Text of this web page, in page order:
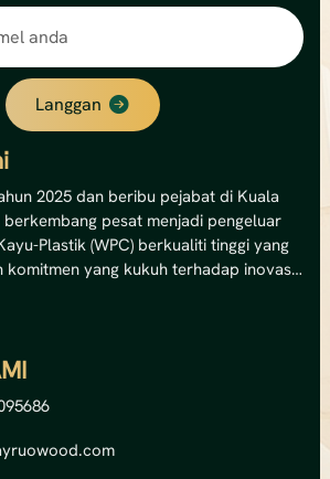
tahun demi tahun.
Langgan
2025 dan beribu pejabat di Kuala
pesat menjadi pengeluar
Plastik (WPC) berkualiti tinggi yang
komitmen yang kukuh terhadap inovasi
luaran, panel dinding dan pagar
canggih kami mengendalikan 12
memberikan kami kapasiti tahunan
nilai output sebanyak USD 5 juta.
kami memenuhi pasaran domestik
bekalan yang boleh dipercayai